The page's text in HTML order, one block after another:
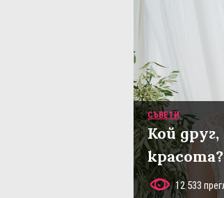
СЪВЕТИ
Кой
красота?
12 533